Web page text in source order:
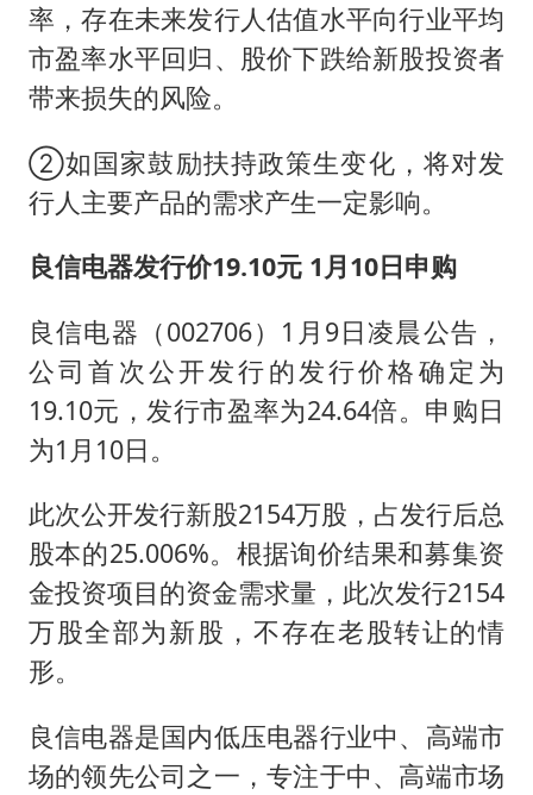
率，存在未来发行人估值水平向行业平均
市盈率水平回归、股价下跌给新股投资者
带来损失的风险。
②如国家鼓励扶持政策生变化，将对发
行人主要产品的需求产生一定影响。
良信电器发行价19.10元 1月10日申购
良信电器（002706）1月9日凌晨公告，
公司首次公开发行的发行价格确定为
19.10元，发行市盈率为24.64倍。申购日
为1月10日。
此次公开发行新股2154万股，占发行后总
股本的25.006%。根据询价结果和募集资
金投资项目的资金需求量，此次发行2154
万股全部为新股，不存在老股转让的情
形。
良信电器是国内低压电器行业中、高端市
场的领先公司之一，专注于中、高端市场